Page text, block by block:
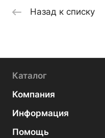
Назад к списку
Каталог
Компания
Информация
Помощь